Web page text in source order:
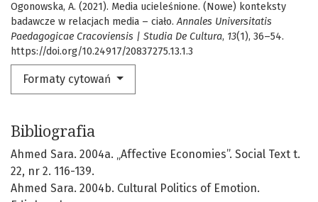
Ogonowska, A. (2021). Media ucieleśnione. (Nowe) konteksty
badawcze w relacjach media – ciało.Annales Universitatis
Paedagogicae Cracoviensis | Studia De Cultura, 13(1), 36–54.
https://doi.org/10.24917/20837275.13.1.3
Formaty cytowań
Bibliografia
Ahmed Sara. 2004a. „Affective Economies”. Social Text t.
22, nr 2. 116-139.
Ahmed Sara. 2004b. Cultural Politics of Emotion.